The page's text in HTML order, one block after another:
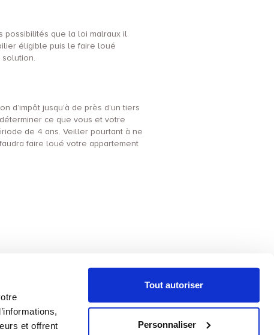
et offrent
Tout autoriser
Personnaliser
possibilités que la loi malraux il
éligible puis le faire loué
solution.
d’impôt jusqu’à de près d’un tiers
ce que vous et votre
de 4 ans. Veiller pourtant à ne
faire loué votre appartement